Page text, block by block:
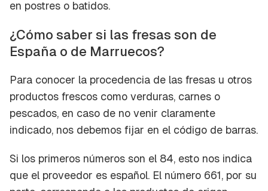
en postres o batidos.
¿Cómo saber si las fresas son de
España o de Marruecos?
Para conocer la procedencia de las fresas u otros
productos frescos como verduras, carnes o
pescados, en caso de no venir claramente
indicado, nos debemos fijar en el código de barras.
Si los primeros números son el 84, esto nos indica
que el proveedor es español. El número 661, por su